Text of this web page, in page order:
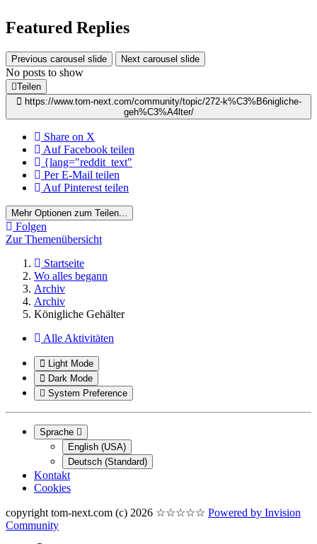
Featured Replies
Previous carousel slide Next carousel slide
No posts to show
Teilen
https://www.tom-next.com/community/topic/272-k%C3%B6nigliche-
geh%C3%A4lter/
Share on X
Auf Facebook teilen
{lang="reddit_text"
Per E-Mail teilen
Auf Pinterest teilen
Mehr Optionen zum Teilen...
Folgen
Zur Themenübersicht
Startseite
Wo alles begann
Archiv
Archiv
Königliche Gehälter
Alle Aktivitäten
Light Mode
Dark Mode
System Preference
Sprache
English (USA)
Deutsch (Standard)
Kontakt
Cookies
copyright tom-next.com (c) 2026 ☆☆☆☆☆ Powered by Invision
Community